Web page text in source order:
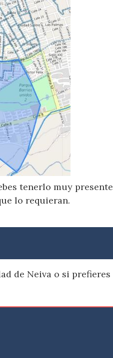
tenerlo muy presente
lo requieran.
de Neiva o si prefieres